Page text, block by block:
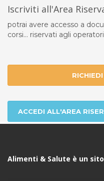
Iscriviti all'Area
potrai avere accesso a
corsi... riservati agli operatori
ACCEDI ALL'AREA
Alimenti & Salute è un